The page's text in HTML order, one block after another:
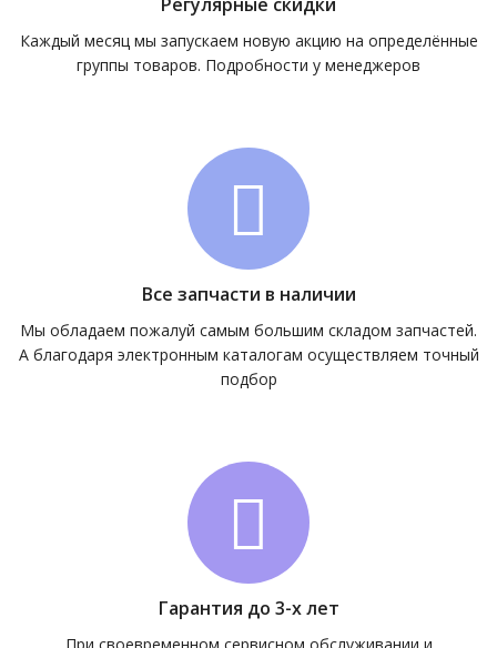
Каждый месяц мы запускаем новую акцию на определённые
группы товаров. Подробности у менеджеров
Все запчасти в наличии
Мы обладаем пожалуй самым большим складом запчастей.
А благодаря электронным каталогам осуществляем точный
подбор
Гарантия до 3-х лет